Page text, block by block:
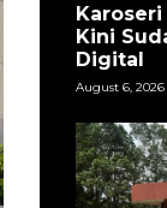
Kini
Digital
August 6, 2026